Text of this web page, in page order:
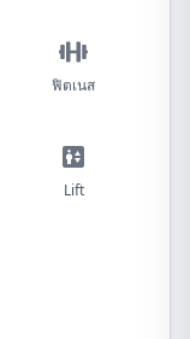
ฟิตเนส
Lift